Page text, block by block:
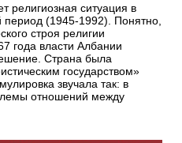
религиозная ситуация в
период (1945-1992). Понятно,
строя религии
года власти Албании
Страна была
государством»
звучала так: в
отношений между